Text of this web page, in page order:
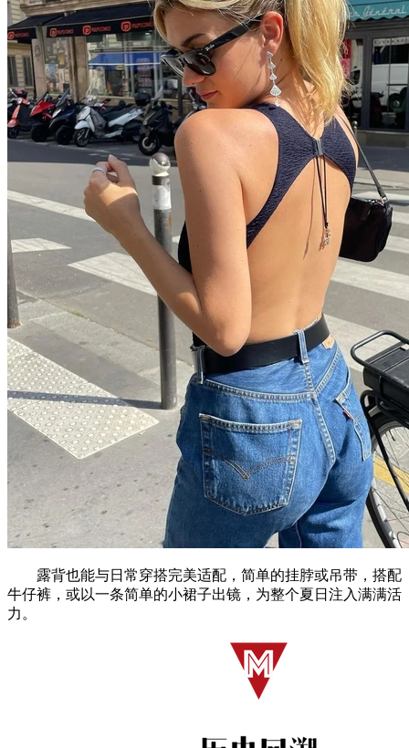
露背也能与日常穿搭完美适配，简单的挂脖或吊带，搭配
牛仔裤，或以一条简单的小裙子出镜，为整个夏日注入满满活
力。